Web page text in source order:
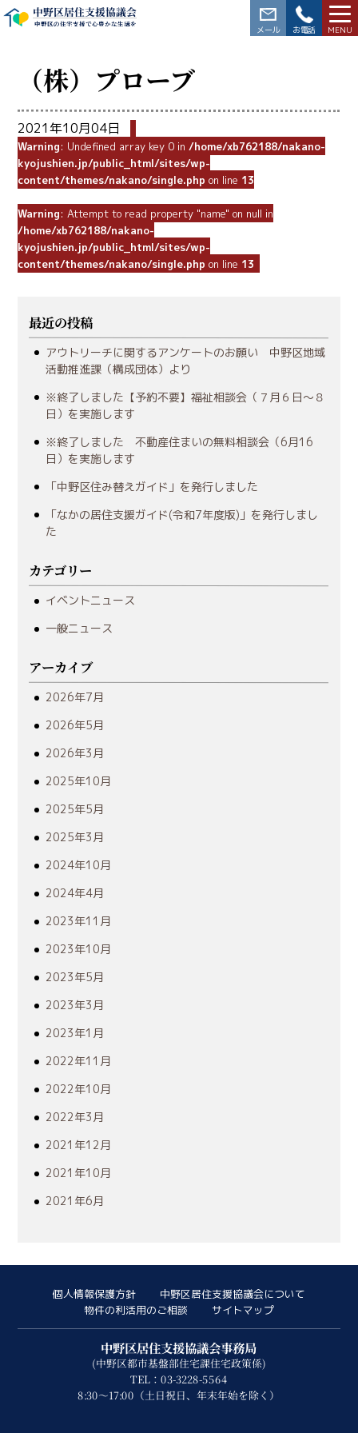
中野区居住支援協議会
中野区の住宅支援で心豊かな生活を
（株）プローブ
2021年10月04日
Warning: Undefined array key 0 in /home/xb762188/nakano-
kyojushien.jp/public_html/sites/wp-
content/themes/nakano/single.php on line 13
Warning: Attempt to read property "name" on null in
/home/xb762188/nakano-
kyojushien.jp/public_html/sites/wp-
content/themes/nakano/single.php on line 13
最近の投稿
アウトリーチに関するアンケートのお願い 中野区地域
活動推進課（構成団体）より
※終了しました【予約不要】福祉相談会（７月６日～８
日）を実施します
※終了しました 不動産住まいの無料相談会（6月16
日）を実施します
「中野区住み替えガイド」を発行しました
「なかの居住支援ガイド(令和7年度版)」を発行しまし
た
カテゴリー
イベントニュース
一般ニュース
アーカイブ
2026年7月
2026年5月
2026年3月
2025年10月
2025年5月
2025年3月
2024年10月
2024年4月
2023年11月
2023年10月
2023年5月
2023年3月
2023年1月
2022年11月
2022年10月
2022年3月
2021年12月
2021年10月
2021年6月
個人情報保護方針
中野区居住支援協議会について
物件の利活用のご相談
サイトマップ
中野区居住支援協議会事務局
(中野区都市基盤部住宅課住宅政策係)
TEL：03-3228-5564
8:30～17:00（土日祝日、年末年始を除く）